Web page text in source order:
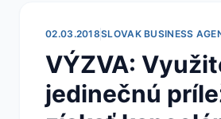
02.03.2018SLOVAK BUSINESS
VÝZVA:
jedinečnú